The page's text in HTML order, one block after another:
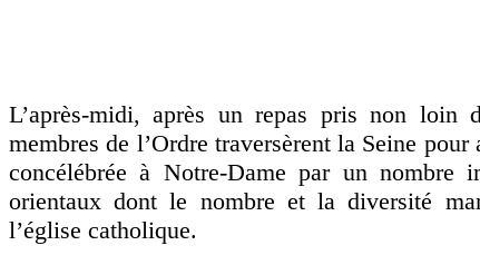
L’après-midi, après un repas pris non loin
membres de l’Ordre traversèrent la Seine pour
concélébrée à Notre-Dame par un nombre
orientaux dont le nombre et la diversité
l’église catholique.